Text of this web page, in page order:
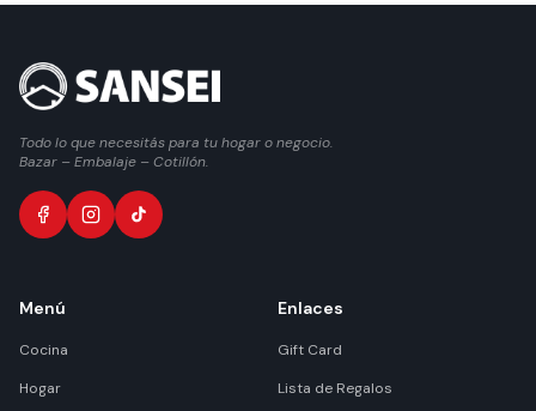
Todo lo que necesitás para tu hogar o negocio.
Bazar – Embalaje – Cotillón.
Menú
Cocina
Hogar
Enlaces
Gift Card
Lista de Regalos